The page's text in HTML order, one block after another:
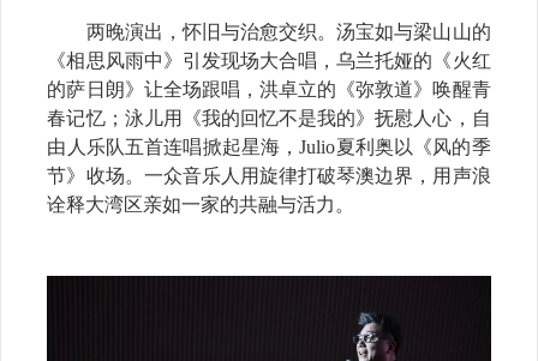
两晚演出，怀旧与治愈交织。汤宝如与梁山山的
《相思风雨中》引发现场大合唱，乌兰托娅的《火红
的萨日朗》让全场跟唱，洪卓立的《弥敦道》唤醒青
春记忆；泳儿用《我的回忆不是我的》抚慰人心，自
由人乐队五首连唱掀起星海，Julio夏利奥以《风的季
节》收场。一众音乐人用旋律打破琴澳边界，用声浪
诠释大湾区亲如一家的共融与活力。